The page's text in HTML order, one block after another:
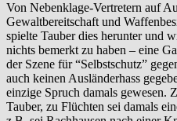
Von Nebenklage-Vertretern auf
Gewaltbereitschaft und
spielte Tauber dies herunter und
nichts bemerkt zu haben – eine
der Szene für “Selbstschutz”
auch keinen Ausländerhass
einzige Spruch damals gewesen.
Tauber, zu Flüchten sei damals